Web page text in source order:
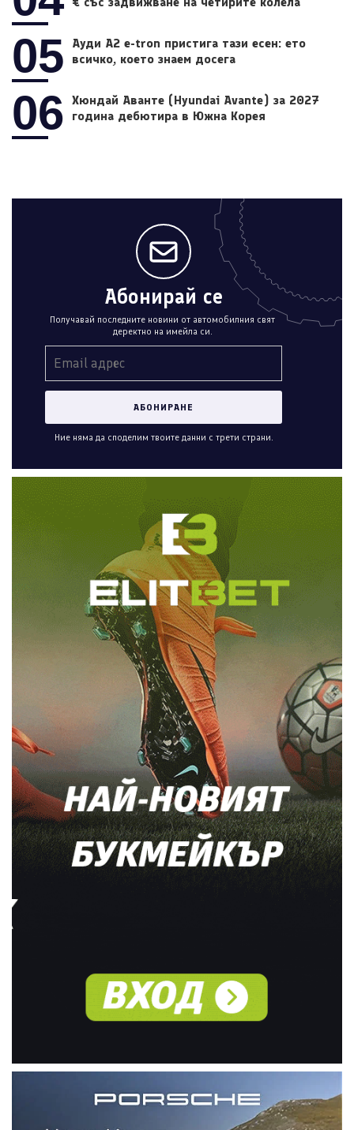
05
Ауди A2 e-tron пристига тази есен: ето
всичко, което знаем досега
06
Хюндай Аванте (Hyundai Avante) за 2027
година дебютира в Южна Корея
Абонирай се
Получавай последните новини от автомобилния свят
деректно на имейла си.
Ние няма да споделим твоите данни с трети страни.